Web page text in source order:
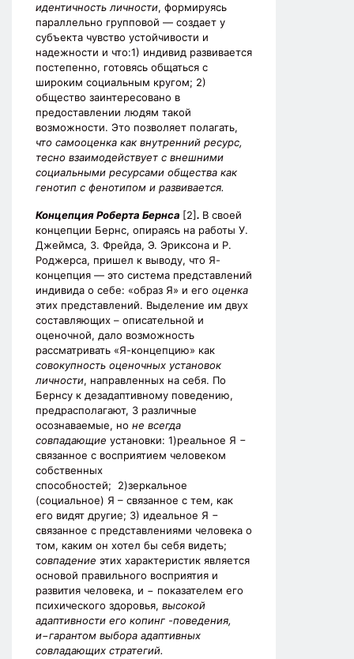
идентичность личности, формируясь
параллельно групповой — создает у
субъекта чувство устойчивости и
надежности и что:1) индивид развивается
постепенно, готовясь общаться с
широким социальным кругом; 2)
общество заинтересовано в
предоставлении людям такой
возможности. Это позволяет полагать,
что самооценка как внутренний ресурс,
тесно взаимодействует с внешними
социальными ресурсами общества как
генотип с фенотипом и развивается.
Концепция Роберта Бернса [2]. В своей
концепции Бернс, опираясь на работы У.
Джеймса, З. Фрейда, Э. Эриксона и Р.
Роджерса, пришел к выводу, что Я-
концепция — это система представлений
индивида о себе: «образ Я» и его оценка
этих представлений. Выделение им двух
составляющих – описательной и
оценочной, дало возможность
рассматривать «Я-концепцию» как
совокупность оценочных установок
личности, направленных на себя. По
Бернсу к дезадаптивному поведению,
предрасполагают, 3 различные
осознаваемые, но не всегда
совпадающие установки: 1)реальное Я −
связанное с восприятием человеком
собственных
способностей; 2)зеркальное
(социальное) Я – связанное с тем, как
его видят другие; 3) идеальное Я −
связанное с представлениями человека о
том, каким он хотел бы себя видеть;
совпадение этих характеристик является
основой правильного восприятия и
развития человека, и − показателем его
психического здоровья, высокой
адаптивности его копинг -поведения,
и−гарантом выбора адаптивных
совладающих стратегий.